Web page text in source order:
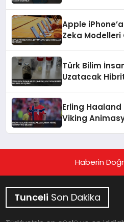
Apple
Zeka
Türk Bilim
Uzatacak
Erling
Viking
Haberin
Tunceli Son Dakika